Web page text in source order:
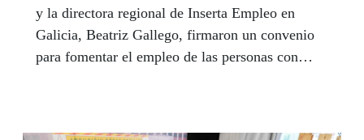
y la directora regional de Inserta Empleo en
Galicia, Beatriz Gallego, firmaron un convenio
para fomentar el empleo de las personas con